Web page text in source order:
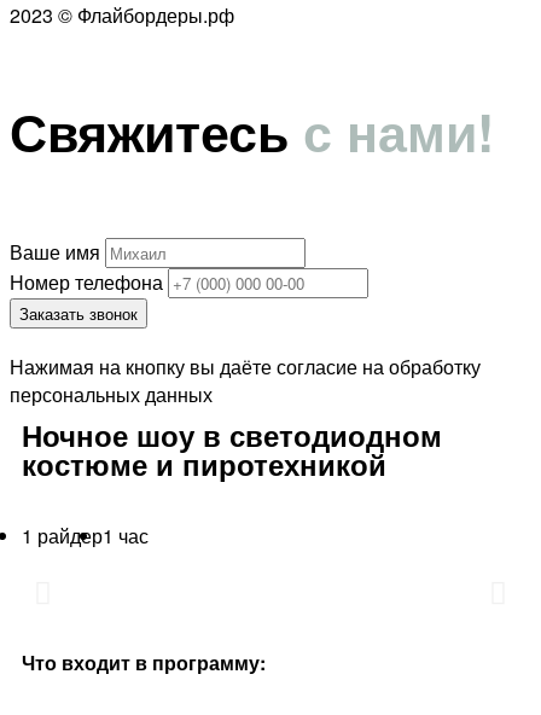
2023 © Флайбордеры.рф
Свяжитесь с нами!
Ваше имя
Номер телефона
Заказать звонок
Нажимая на кнопку вы даёте согласие на обработку
персональных данных
Ночное шоу в светодиодном
костюме и пиротехникой
1 райдер1 час
Что входит в программу: